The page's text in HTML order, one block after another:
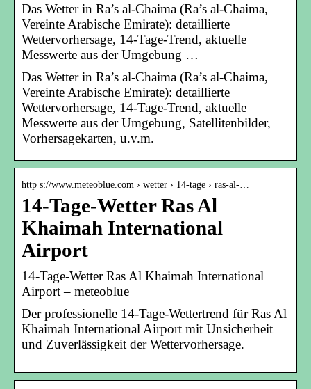
Das Wetter in Ra’s al-Chaima (Ra’s al-Chaima,
Vereinte Arabische Emirate): detaillierte
Wettervorhersage, 14-Tage-Trend, aktuelle
Messwerte aus der Umgebung …
Das Wetter in Ra’s al-Chaima (Ra’s al-Chaima,
Vereinte Arabische Emirate): detaillierte
Wettervorhersage, 14-Tage-Trend, aktuelle
Messwerte aus der Umgebung, Satellitenbilder,
Vorhersagekarten, u.v.m.
http s://www.meteoblue.com › wetter › 14-tage › ras-al-…
14-Tage-Wetter Ras Al
Khaimah International
Airport
14-Tage-Wetter Ras Al Khaimah International
Airport – meteoblue
Der professionelle 14-Tage-Wettertrend für Ras Al
Khaimah International Airport mit Unsicherheit
und Zuverlässigkeit der Wettervorhersage.